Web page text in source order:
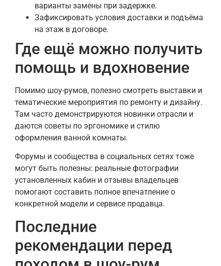
варианты замены при задержке.
Зафиксировать условия доставки и подъёма
на этаж в договоре.
Где ещё можно получить
помощь и вдохновение
Помимо шоу-румов, полезно смотреть выставки и
тематические мероприятия по ремонту и дизайну.
Там часто демонстрируются новинки отрасли и
даются советы по эргономике и стилю
оформления ванной комнаты.
Форумы и сообщества в социальных сетях тоже
могут быть полезны: реальные фотографии
установленных кабин и отзывы владельцев
помогают составить полное впечатление о
конкретной модели и сервисе продавца.
Последние
рекомендации перед